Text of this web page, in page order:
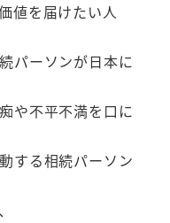
値を届けたい人
パーソンが日本に
や不平不満を口に
する相続パーソン